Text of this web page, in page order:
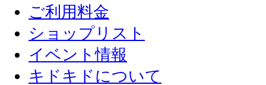
ご利用料金
ショップリスト
イベント情報
キドキドについて